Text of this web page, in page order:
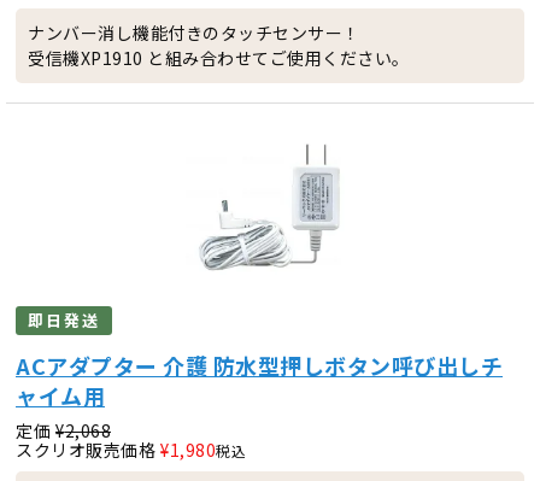
ナンバー消し機能付きのタッチセンサー！
受信機XP1910 と組み合わせてご使用ください。
即日発送
ACアダプター 介護 防水型押しボタン呼び出しチ
ャイム用
定価 ¥2,068
スクリオ販売価格 ¥1,980税込